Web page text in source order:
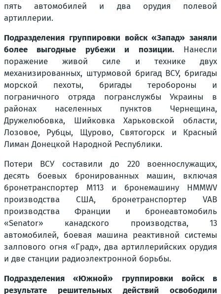
пять автомобилей и два орудия полевой
артиллерии.
Подразделения группировки войск «Запад» заняли
более выгодные рубежи и позиции.Нанесли
поражение живой силе и технике двух
механизированных, штурмовой бригад ВСУ, бригады
морской пехоты, бригады теробороны и
пограничного отряда погранслужбы Украины в
районах населенных пунктов Чернещина,
Дружелюбовка, Шийковка Харьковской области,
Лозовое, Рубцы, Щурово, Святогорск и Красный
Лиман Донецкой Народной Республики.
Потери ВСУ составили до 220 военнослужащих,
десять боевых бронированных машин, включая
бронетранспортер М113 и бронемашину HMMWV
производства США, бронетранспортер VAB
производства Франции и бронеавтомобиль
«Senator» канадского производства, 13
автомобилей, боевая машина реактивной системы
залпового огня «Град», два артиллерийских орудия
и две станции радиоэлектронной борьбы.
Подразделения «Южной» группировки войск в
результате решительных действий освободили